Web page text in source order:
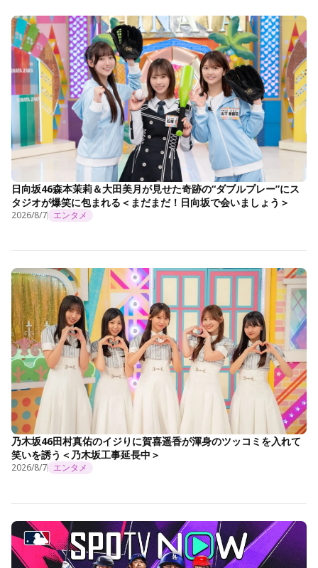
日向坂46森本茉莉＆大田美月が見せた奇跡の“ダブルプレー”にス
タジオが爆笑に包まれる＜まだまだ！日向坂で会いましょう＞
2026/8/7 エンタメ
乃木坂46田村真佑のイジりに賀喜遥香が渾身のツッコミを入れて
笑いを誘う＜乃木坂工事延長中＞
2026/8/7 エンタメ